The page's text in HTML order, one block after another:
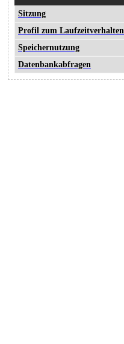
Sitzung
Profil zum Laufzeitverhalten
Speichernutzung
Datenbankabfragen